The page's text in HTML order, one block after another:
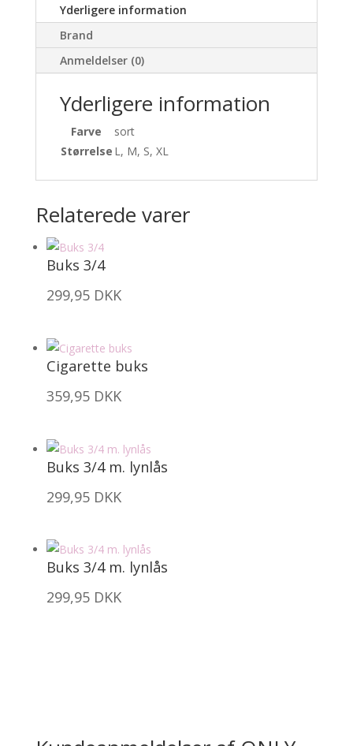
Yderligere information
Brand
Anmeldelser (0)
Yderligere information
Farve
sort
Størrelse L, M, S, XL
Relaterede varer
Buks 3/4
299,95 DKK
Cigarette buks
359,95 DKK
Buks 3/4 m. lynlås
299,95 DKK
Buks 3/4 m. lynlås
299,95 DKK